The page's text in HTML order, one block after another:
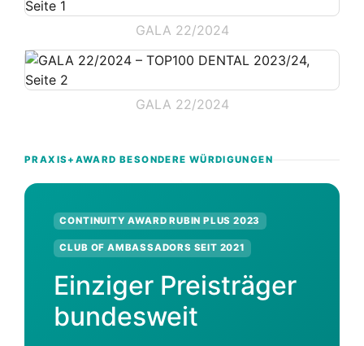
GALA 22/2024
GALA 22/2024
PRAXIS+AWARD BESONDERE WÜRDIGUNGEN
CONTINUITY AWARD RUBIN PLUS 2023
CLUB OF AMBASSADORS SEIT 2021
Einziger Preisträger
bundesweit